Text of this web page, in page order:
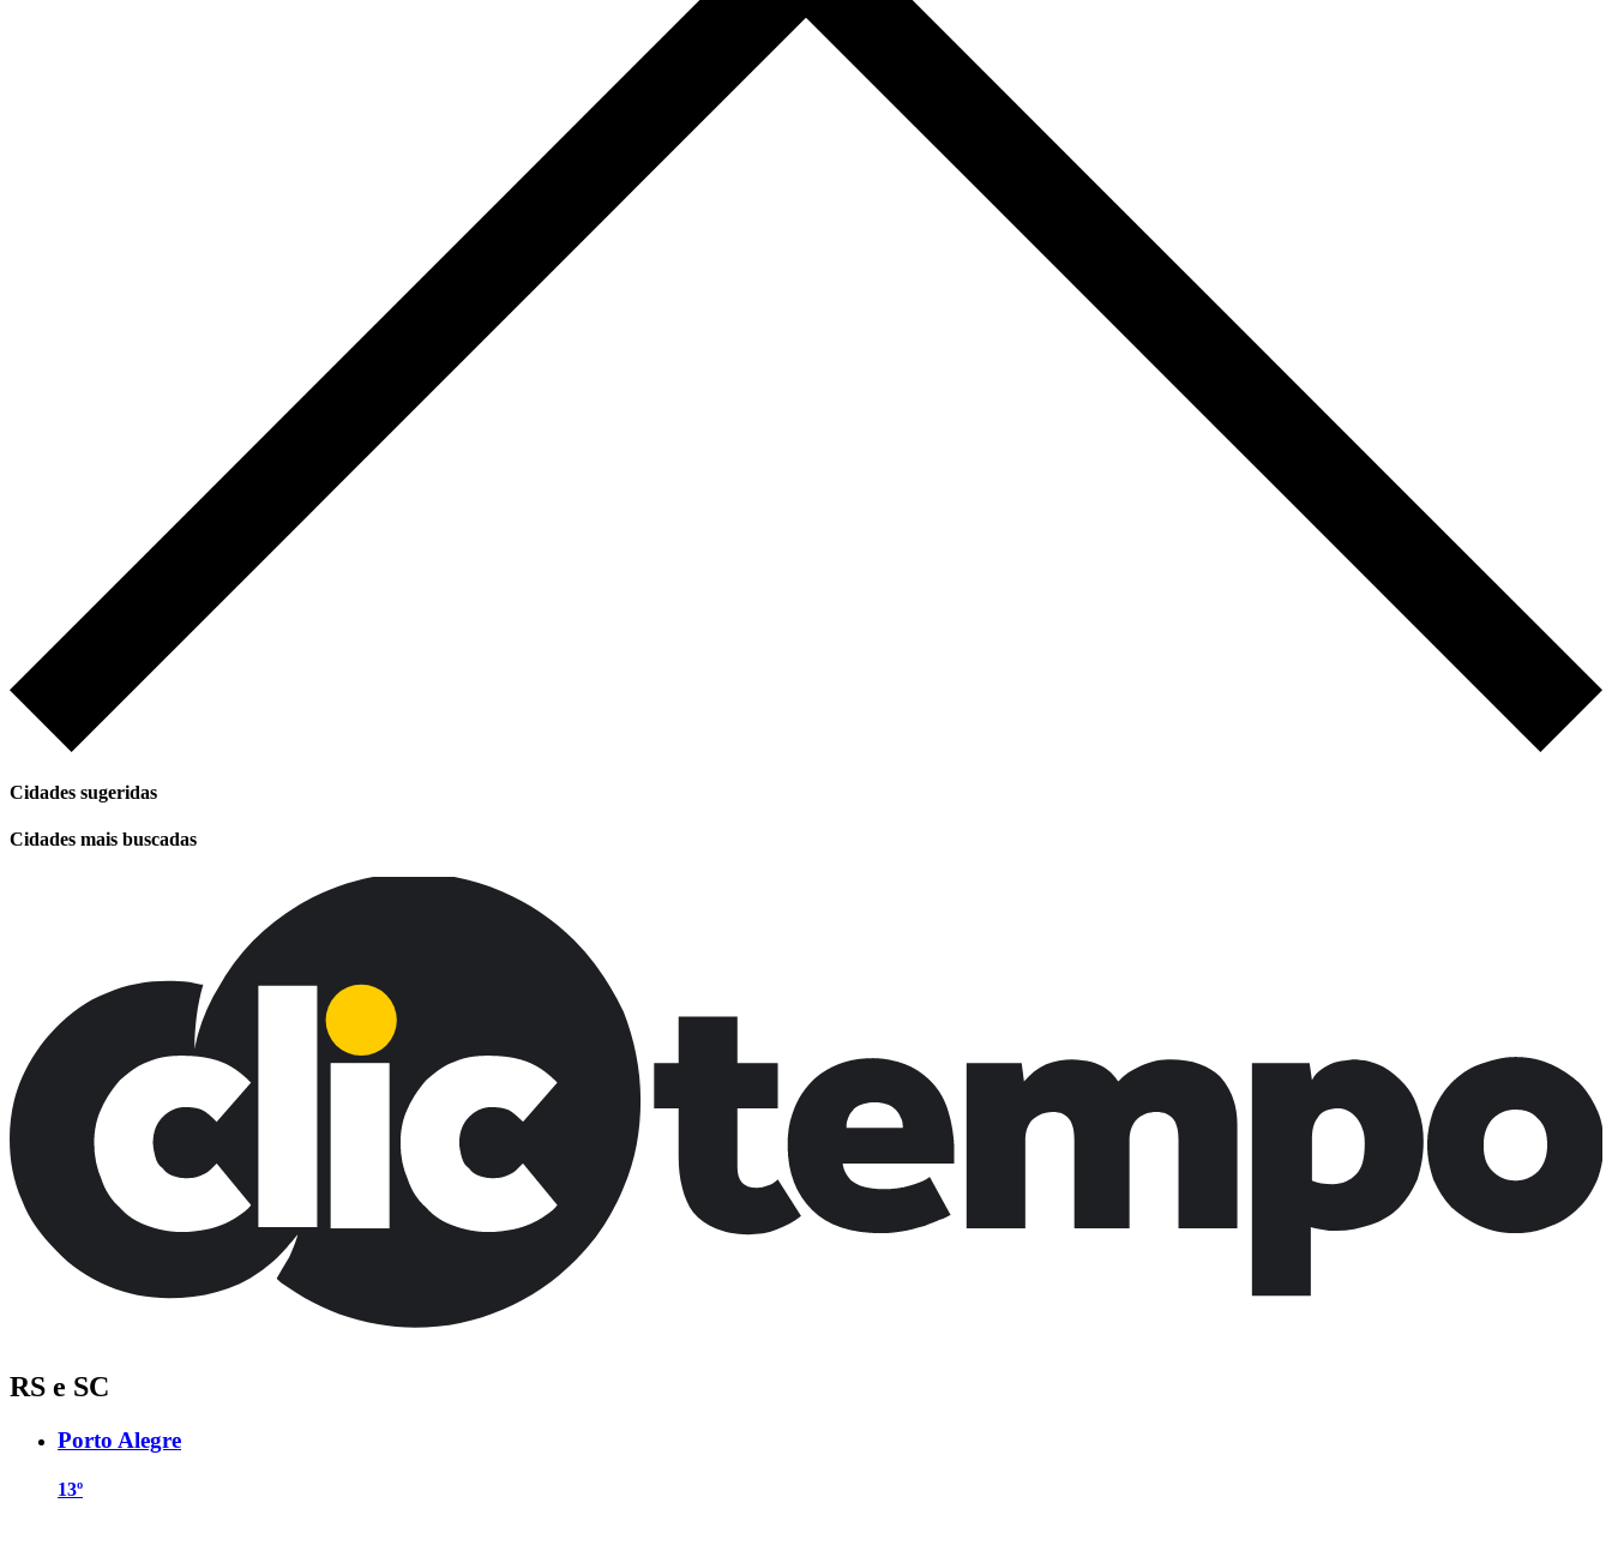
Cidades sugeridas
Cidades mais buscadas
RS e SC
Porto Alegre
13º